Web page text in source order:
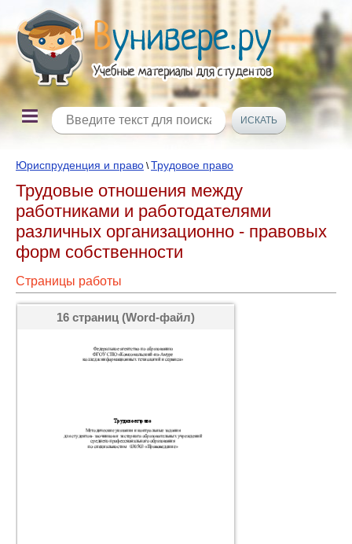
Юриспруденция и право \Трудовое право
Трудовые отношения между
работниками и работодателями
различных организационно - правовых
форм собственности
Страницы работы
16 страниц (Word-файл)